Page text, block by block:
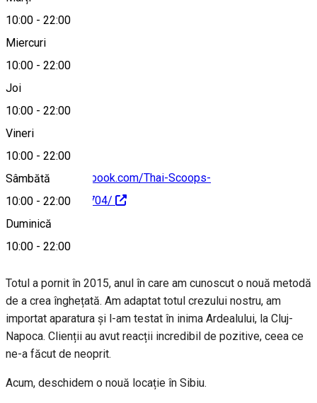
10:00 - 22:00
Miercuri
10:00 - 22:00
Joi
10:00 - 22:00
Vineri
10:00 - 22:00
Sâmbătă
10:00 - 22:00
Duminică
10:00 - 22:00
Hartă
https://www.facebook.com/Thai-Scoops-
1664243480290704/
Despre
Totul a pornit în 2015, anul în care am cunoscut o nouă metodă
de a crea înghețată. Am adaptat totul crezului nostru, am
importat aparatura și l-am testat în inima Ardealului, la Cluj-
Napoca. Clienții au avut reacții incredibil de pozitive, ceea ce
ne-a făcut de neoprit.
Acum, deschidem o nouă locație în Sibiu.